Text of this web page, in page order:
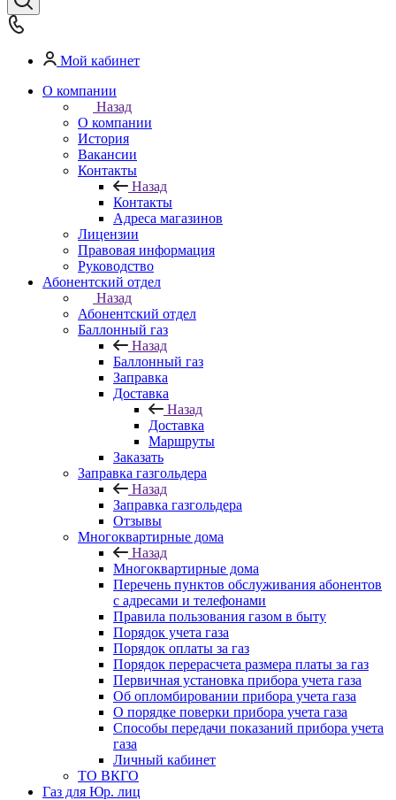
Мой кабинет
О компании
Назад
О компании
История
Вакансии
Контакты
Назад
Контакты
Адреса магазинов
Лицензии
Правовая информация
Руководство
Абонентский отдел
Назад
Абонентский отдел
Баллонный газ
Назад
Баллонный газ
Заправка
Доставка
Назад
Доставка
Маршруты
Заказать
Заправка газгольдера
Назад
Заправка газгольдера
Отзывы
Многоквартирные дома
Назад
Многоквартирные дома
Перечень пунктов обслуживания абонентов
с адресами и телефонами
Правила пользования газом в быту
Порядок учета газа
Порядок оплаты за газ
Порядок перерасчета размера платы за газ
Первичная установка прибора учета газа
Об опломбировании прибора учета газа
О порядке поверки прибора учета газа
Способы передачи показаний прибора учета
газа
Личный кабинет
ТО ВКГО
Газ для Юр. лиц